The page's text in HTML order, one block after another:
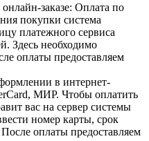
заказе: Оплата по
покупки система
платежного сервиса
Здесь необходимо
оплаты предоставляем
в интернет-
МИР. Чтобы оплатить
вас на сервер системы
номер карты, срок
оплаты предоставляем